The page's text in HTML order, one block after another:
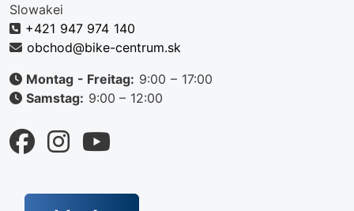
Slowakei
+421 947 974 140
obchod@bike-centrum.sk
Montag - Freitag: 9:00 – 17:00
Samstag: 9:00 – 12:00